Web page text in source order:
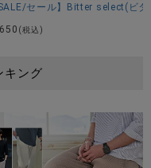
ト)サイドジップリングブー
SALE/セール】Bitter select(ビ
(税込)
キング